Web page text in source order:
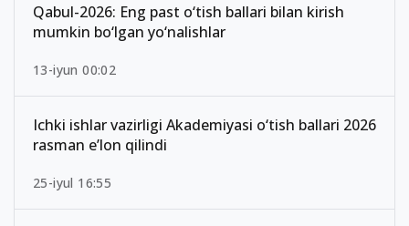
Qabul-2026: Eng past o‘tish ballari bilan kirish
mumkin bo‘lgan yo‘nalishlar
13-iyun 00:02
Ichki ishlar vazirligi Akademiyasi o‘tish ballari 2026
rasman e’lon qilindi
25-iyul 16:55